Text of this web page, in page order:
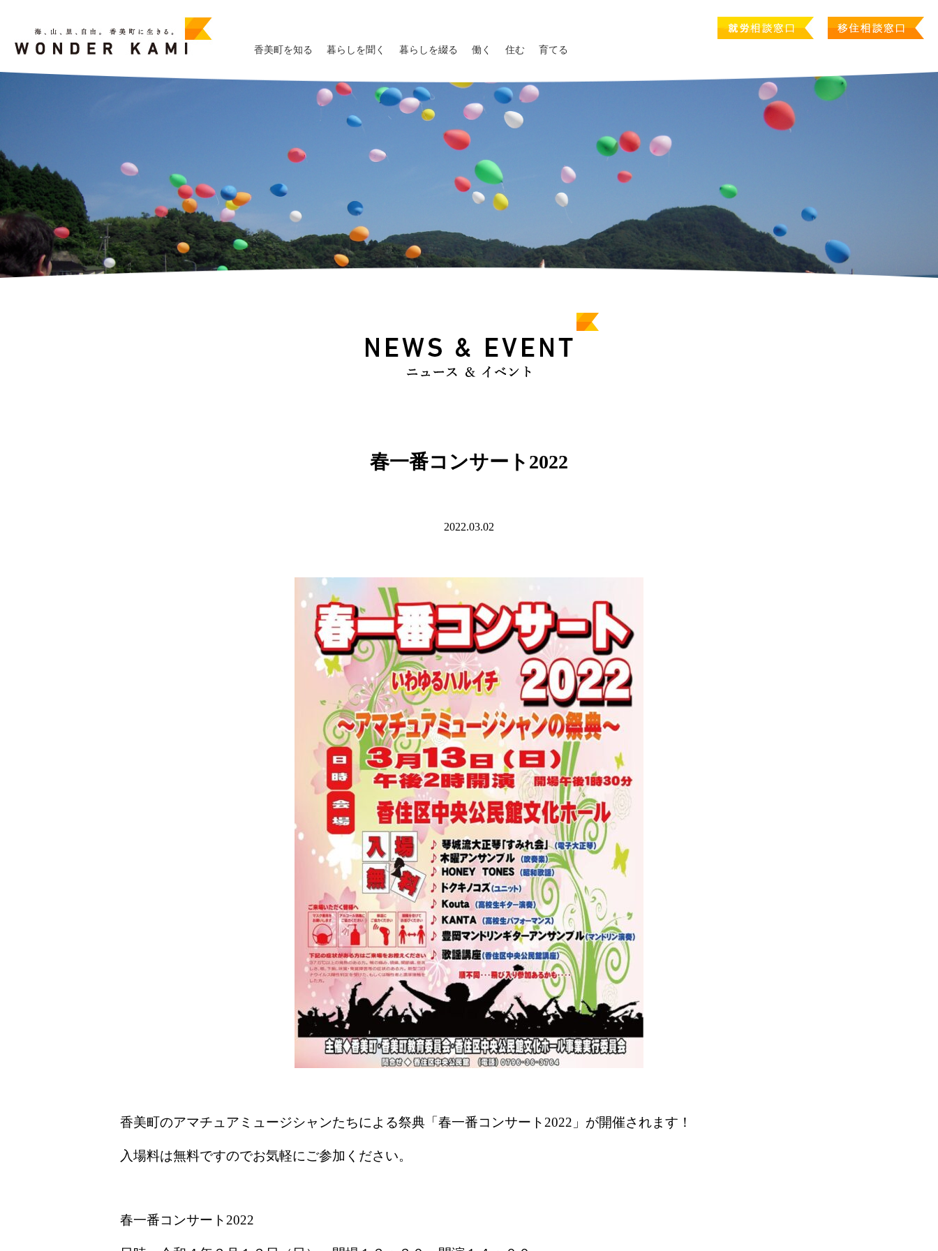
香美町を知る 暮らしを聞く 暮らしを綴る 働く 住む 育てる
春一番コンサート2022
2022.03.02
香美町のアマチュアミュージシャンたちによる祭典「春一番コンサート2022」が開催されます！
入場料は無料ですのでお気軽にご参加くださ い。
春一番コンサート2022